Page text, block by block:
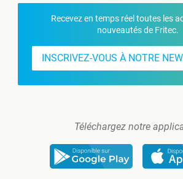
Recevez en temps réel toutes les
nouveautés de Fritec.
INSCRIVEZ-VOUS À NOTRE
Téléchargez notre